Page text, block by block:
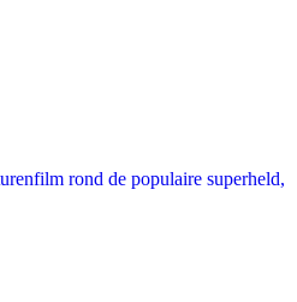
rond de populaire superheld,